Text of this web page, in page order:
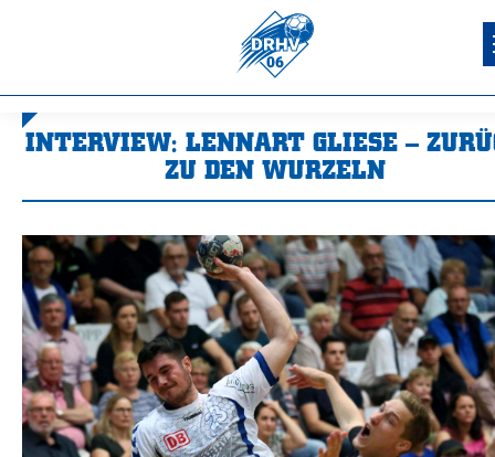
INTERVIEW: LENNART GLIESE –
ZU DEN WURZELN